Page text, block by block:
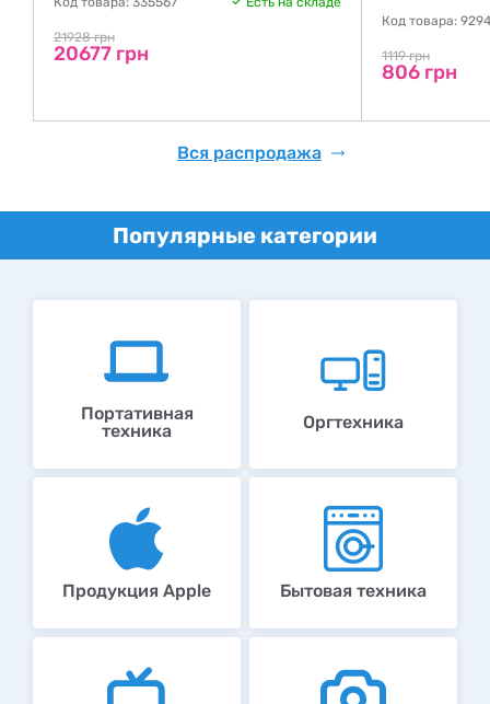
21928 грн
20677 грн
Код товара:
1119 грн
806 грн
Вся распродажа
Популярные категории
Портативная
техника
Оргтехника
Продукция Apple Бытовая техника